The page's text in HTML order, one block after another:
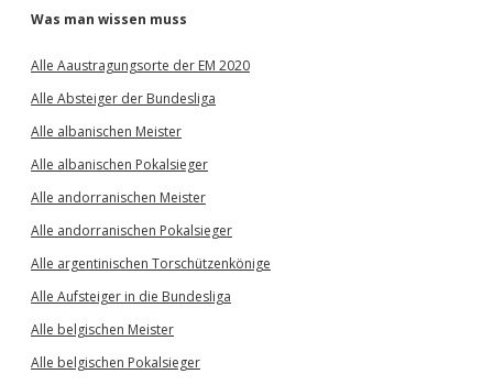
Was man wissen muss
Alle Aaustragungsorte der EM 2020
Alle Absteiger der Bundesliga
Alle albanischen Meister
Alle albanischen Pokalsieger
Alle andorranischen Meister
Alle andorranischen Pokalsieger
Alle argentinischen Torschützenkönige
Alle Aufsteiger in die Bundesliga
Alle belgischen Meister
Alle belgischen Pokalsieger